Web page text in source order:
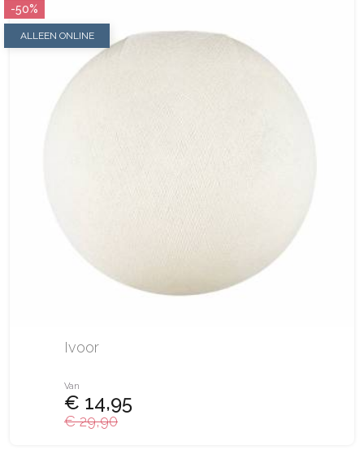
ALLEEN ONLINE
-50%
Ivoor
Van
€ 14,95
€ 29,90